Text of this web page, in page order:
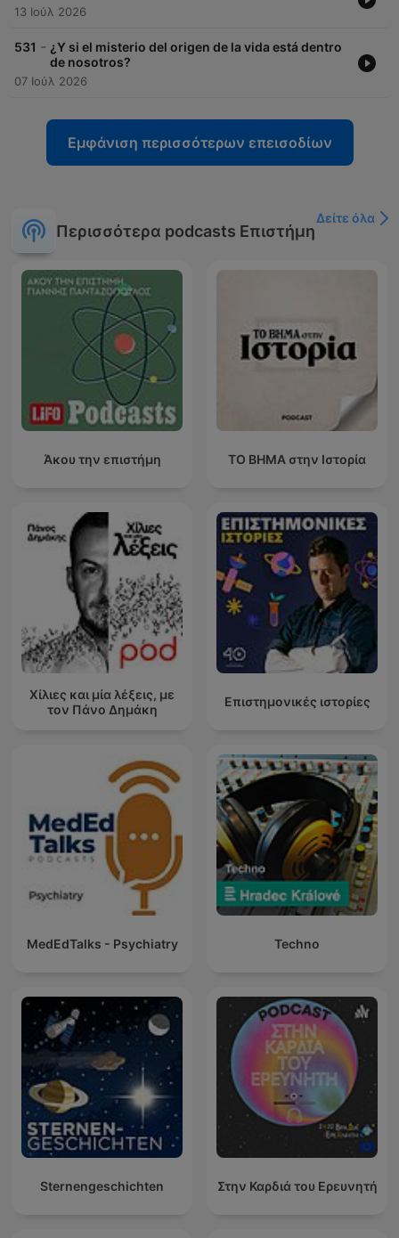
13 Ιούλ 2026
531 - ¿Y si el misterio del origen de la vida está dentro
de nosotros?
07 Ιούλ 2026
Εμφάνιση περισσότερων επεισοδίων
Περισσότερα podcasts Επιστήμη
Δείτε όλα
Άκου την επιστήμη ΤΟ ΒΗΜΑ στην Ιστορία
Χίλιες και μία λέξεις, με
τον Πάνο Δημάκη
Επιστημονικές ιστορίες
MedEdTalks - Psychiatry Techno
Sternengeschichten Στην Καρδιά του Ερευνητή